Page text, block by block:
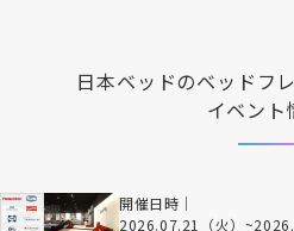
日本ベッドのベッドフ
イベント
開催日時｜
2026.07.21（火） ~